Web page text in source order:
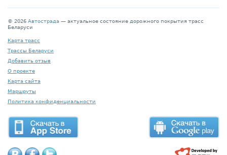
© 2026 Автострада — актуальное состояние дорожного покрытия трасс
Беларуси
Карта трасс
Трассы Беларуси
Добавить отзыв
О проекте
Карта сайта
Маршруты
Политика конфиденциальности